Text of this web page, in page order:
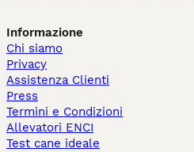
Informazione
Chi siamo
Privacy
Assistenza Clienti
Press
Termini e Condizioni
Allevatori ENCI
Test cane ideale